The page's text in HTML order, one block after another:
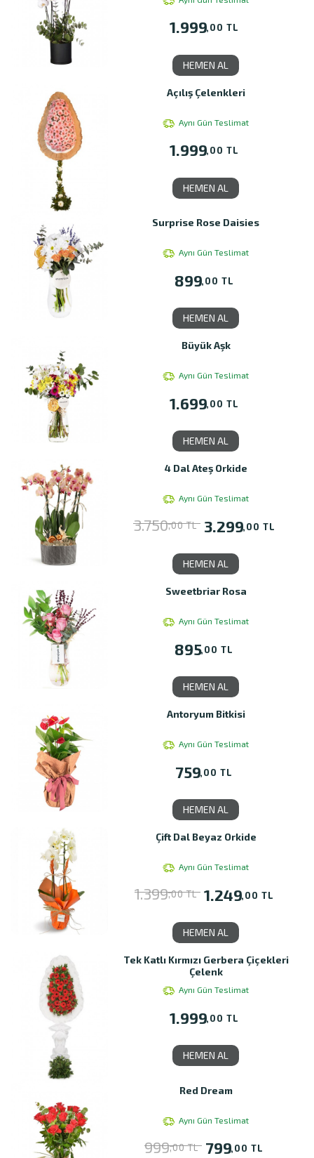
1.999,00 TL
HEMEN AL
Açılış Çelenkleri
Aynı Gün Teslimat
1.999,00 TL
HEMEN AL
Surprise Rose Daisies
Aynı Gün Teslimat
899,00 TL
HEMEN AL
Büyük Aşk
Aynı Gün Teslimat
1.699,00 TL
HEMEN AL
4 Dal Ateş Orkide
Aynı Gün Teslimat
3.750,00 TL 3.299,00 TL
HEMEN AL
Sweetbriar Rosa
Aynı Gün Teslimat
895,00 TL
HEMEN AL
Antoryum Bitkisi
Aynı Gün Teslimat
759,00 TL
HEMEN AL
Çift Dal Beyaz Orkide
Aynı Gün Teslimat
1.399,00 TL 1.249,00 TL
HEMEN AL
Tek Katlı Kırmızı Gerbera Çiçekleri
Çelenk
Aynı Gün Teslimat
1.999,00 TL
HEMEN AL
Red Dream
Aynı Gün Teslimat
999,00 TL 799,00 TL